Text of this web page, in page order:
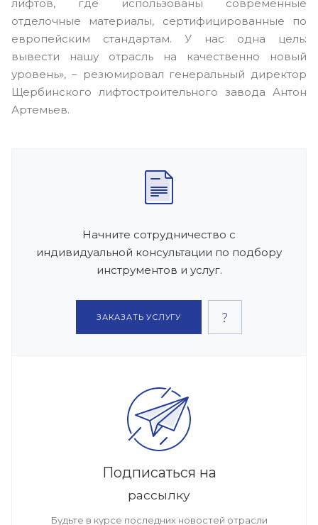
лифтов, где использованы современные
отделочные материалы, сертифицированные по
европейским стандартам. У нас одна цель:
вывести нашу отрасль на качественно новый
уровень», – резюмировал генеральный директор
Щербинского лифтостроительного завода Антон
Артемьев.
Начните сотрудничество с
индивидуальной консультации по подбору
инструментов и услуг.
ЗАКАЗАТЬ УСЛУГУ
Подписаться на
рассылку
Будьте в курсе последних новостей отрасли